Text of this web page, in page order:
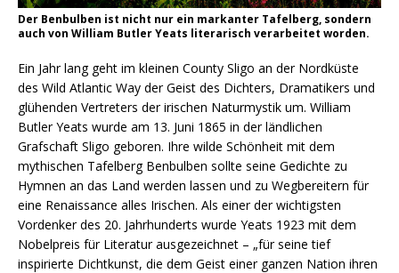
Der Benbulben ist nicht nur ein markanter Tafelberg, sondern
auch von William Butler Yeats literarisch verarbeitet worden.
Ein Jahr lang geht im kleinen County Sligo an der Nordküste
des Wild Atlantic Way der Geist des Dichters, Dramatikers und
glühenden Vertreters der irischen Naturmystik um. William
Butler Yeats wurde am 13. Juni 1865 in der ländlichen
Grafschaft Sligo geboren. Ihre wilde Schönheit mit dem
mythischen Tafelberg Benbulben sollte seine Gedichte zu
Hymnen an das Land werden lassen und zu Wegbereitern für
eine Renaissance alles Irischen. Als einer der wichtigsten
Vordenker des 20. Jahrhunderts wurde Yeats 1923 mit dem
Nobelpreis für Literatur ausgezeichnet – „für seine tief
inspirierte Dichtkunst, die dem Geist einer ganzen Nation ihren